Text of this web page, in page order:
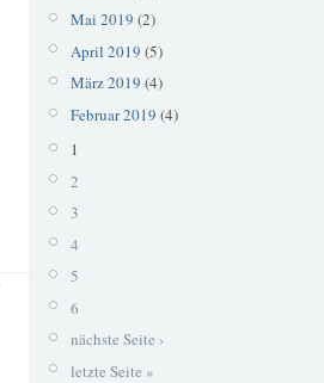
Mai 2019 (2)
April 2019 (5)
März 2019 (4)
Februar 2019 (4)
1
2
3
4
5
6
nächste Seite ›
letzte Seite »